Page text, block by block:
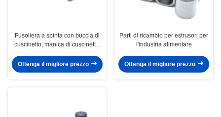
Fusoliera a spinta con buccia di
cuscinetto, manica di cuscinetto,
spina
Ottenga il migliore prezzo
Parti di ricambio per estrusori per
l'industria alimentare
Ottenga il migliore prezzo